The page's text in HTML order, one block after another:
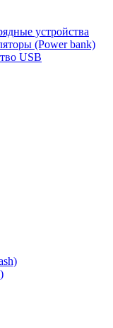
устройства
(Power bank)
USB